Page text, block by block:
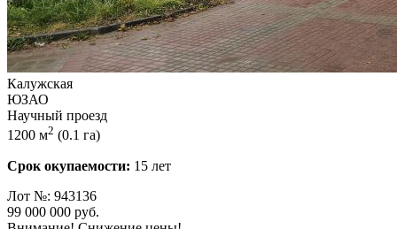
Калужская
ЮЗАО
Научный проезд
1200 м2 (0.1 га)
Срок окупаемости: 15 лет
Лот №: 943136
99 000 000 руб.